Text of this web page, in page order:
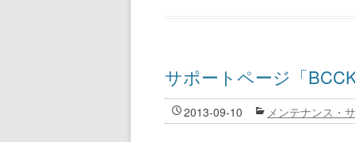
サポートページ「
2013-09-10 メンテナンス・